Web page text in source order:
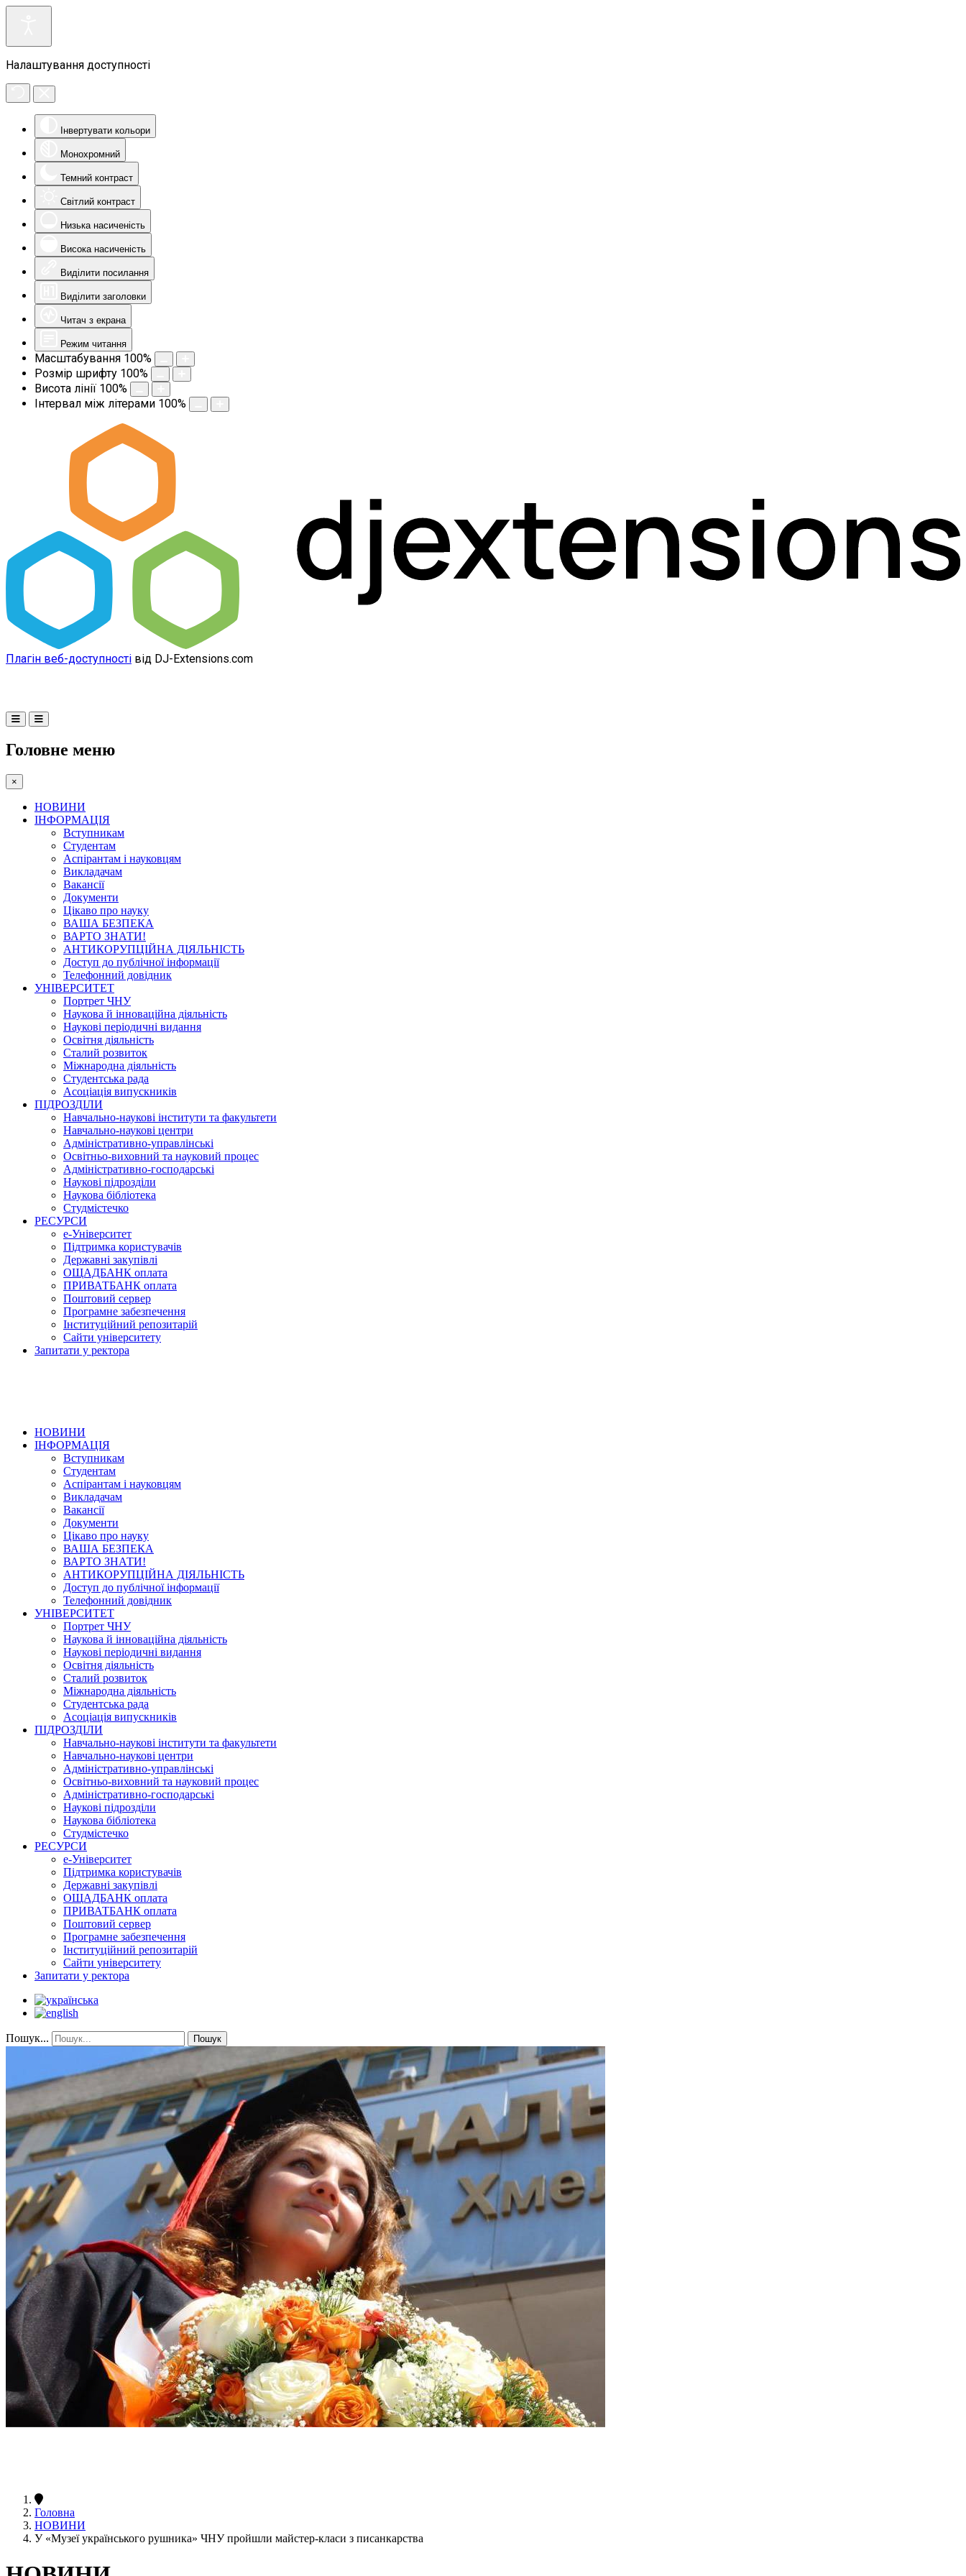
Налаштування доступності
Інвертувати кольори
Монохромний
Темний контраст
Світлий контраст
Низька насиченість
Висока насиченість
Виділити посилання
Виділити заголовки
Читач з екрана
Режим читання
Масштабування 100%
Розмір шрифту 100%
Висота лінії 100%
Інтервал між літерами 100%
Плагін веб-доступності від DJ-Extensions.com
Головне меню
×
НОВИНИ
ІНФОРМАЦІЯ
Вступникам
Студентам
Аспірантам і науковцям
Викладачам
Вакансії
Документи
Цікаво про науку
ВАША БЕЗПЕКА
ВАРТО ЗНАТИ!
АНТИКОРУПЦІЙНА ДІЯЛЬНІСТЬ
Доступ до публічної інформації
Телефонний довідник
УНІВЕРСИТЕТ
Портрет ЧНУ
Наукова й інноваційна діяльність
Наукові періодичні видання
Освітня діяльність
Сталий розвиток
Міжнародна діяльність
Студентська рада
Асоціація випускників
ПІДРОЗДІЛИ
Навчально-наукові інститути та факультети
Навчально-наукові центри
Адміністративно-управлінські
Освітньо-виховний та науковий процес
Адміністративно-господарські
Наукові підрозділи
Наукова бібліотека
Студмістечко
РЕСУРСИ
е-Університет
Підтримка користувачів
Державні закупівлі
ОЩАДБАНК оплата
ПРИВАТБАНК оплата
Поштовий сервер
Програмне забезпечення
Інституційний репозитарій
Сайти університету
Запитати у ректора
НОВИНИ
ІНФОРМАЦІЯ
Вступникам
Студентам
Аспірантам і науковцям
Викладачам
Вакансії
Документи
Цікаво про науку
ВАША БЕЗПЕКА
ВАРТО ЗНАТИ!
АНТИКОРУПЦІЙНА ДІЯЛЬНІСТЬ
Доступ до публічної інформації
Телефонний довідник
УНІВЕРСИТЕТ
Портрет ЧНУ
Наукова й інноваційна діяльність
Наукові періодичні видання
Освітня діяльність
Сталий розвиток
Міжнародна діяльність
Студентська рада
Асоціація випускників
ПІДРОЗДІЛИ
Навчально-наукові інститути та факультети
Навчально-наукові центри
Адміністративно-управлінські
Освітньо-виховний та науковий процес
Адміністративно-господарські
Наукові підрозділи
Наукова бібліотека
Студмістечко
РЕСУРСИ
е-Університет
Підтримка користувачів
Державні закупівлі
ОЩАДБАНК оплата
ПРИВАТБАНК оплата
Поштовий сервер
Програмне забезпечення
Інституційний репозитарій
Сайти університету
Запитати у ректора
Пошук... Пошук
Головна
НОВИНИ
У «Музеї українського рушника» ЧНУ пройшли майстер-класи з писанкарства